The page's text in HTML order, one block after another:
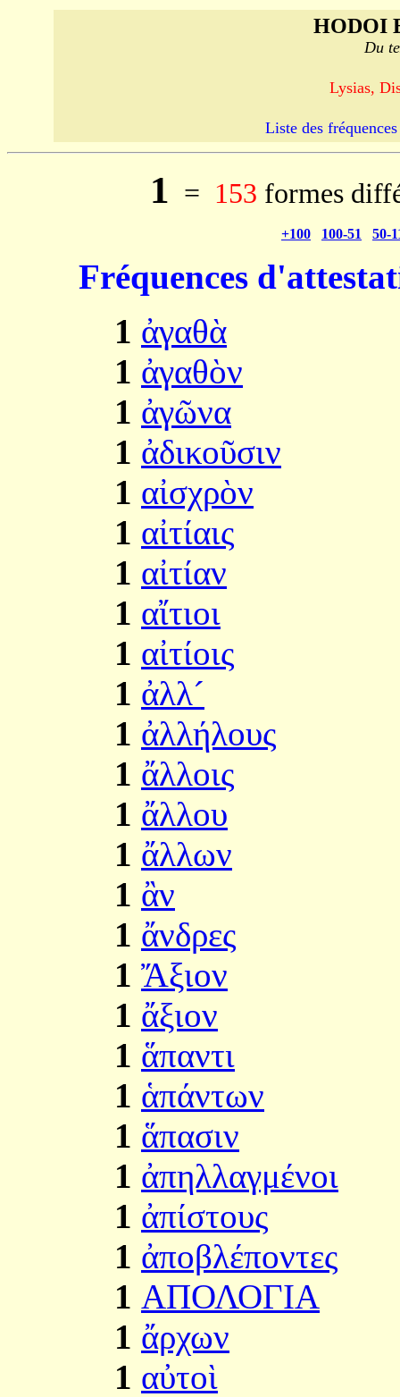
HODOI
Du
Lysias,
Liste des
1 = 153 formes
+100 100-51 50-
Fréquences
1 ἀγαθὰ
1 ἀγαθὸν
1 ἀγῶνα
1 ἀδικοῦσιν
1 αἰσχρὸν
1 αἰτίαις
1 αἰτίαν
1 αἴτιοι
1 αἰτίοις
1 ἀλλ´
1 ἀλλήλους
1 ἄλλοις
1 ἄλλου
1 ἄλλων
1 ἂν
1 ἄνδρες
1 Ἄξιον
1 ἄξιον
1 ἅπαντι
1 ἁπάντων
1 ἅπασιν
1 ἀπηλλαγμένοι
1 ἀπίστους
1 ἀποβλέποντες
1 ΑΠΟΛΟΓΙΑ
1 ἄρχων
1 αὐτοὶ